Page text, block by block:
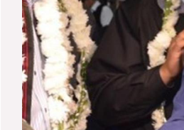
Mientrasque los recursos
bajo Núcleo Ejecutor son
Fondo para la Inclusión
Rurales (FONIE) del
e Inclusión Social (MIDIS).